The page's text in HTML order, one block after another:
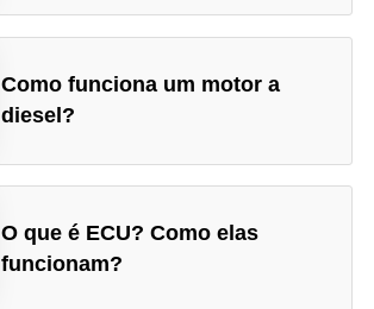
Como funciona um motor a
diesel?
O que é ECU? Como elas
funcionam?